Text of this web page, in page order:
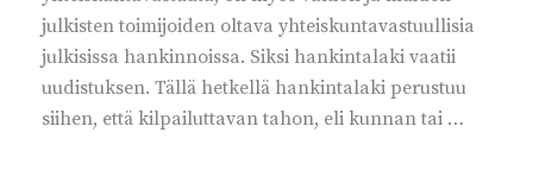
julkisten toimijoiden oltava yhteiskuntavastuullisia
julkisissa hankinnoissa. Siksi hankintalaki vaatii
uudistuksen. Tällä hetkellä hankintalaki perustuu
siihen, että kilpailuttavan tahon, eli kunnan tai …